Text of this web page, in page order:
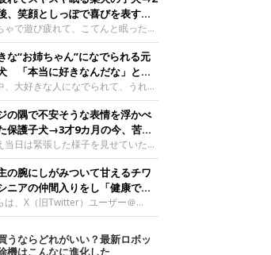
年の8月で7才になるという神楽ちゃ
が、いったいどんな子犬時代を過ご
でしょうか。今回は、神楽ちゃんの
飼い主さんと振り返ります！神楽ち
成長について聞いた！お迎えから数
神楽ちゃん（撮影時生後2カ月）＠
お迎え当初の神楽
の様子について教えてください。飼
ん： 「お迎え当日から“ヘソ天”で寝
なコでし
、笑顔としっぽで喜びを表すコ
！
ゃで遊び疲れて、こてんと眠った子
れから2カ月、表情や行動にさまざ
化が見られるようになりました。遊
て眠る生後2カ月のなっちゃん遊び
様子のなっちゃん。@Pkndg_紹介
は、X（旧Twitter）ユーザー
さんの愛犬・なっちゃん（取材
後4カ月／柴犬）。こちらの写真
っちゃんが生後2カ月のころに撮影
一枚です。この日、なっちゃんは家
緒におもちゃで遊んでいました。た
遊んで疲れたのか、その後は眠り始
うです。眠るなっちゃん。
な“お姉ちゃん”になでられる元
「本当に好きなんだな」と感
情にほっこり
、大好きな人になでられて、うれし
表情を見せる元保護犬。甘えるよう
、見ているこちらまでほっこりしま
好きな“お姉ちゃん”に甘える小次郎
さんになでてもらい、うれしそうな
見せる小次郎くん（2026年6月撮
@mika_Jimmy紹介するのは、X（旧
）ユーザー@mika_Jimmyさんの愛
次郎くん（撮影時5才）。こちら
い主さんの妹さんと一緒に散歩をし
い主さんは実家から自宅へ帰る途
の隅で不安そうな表情を浮かべ
保護子犬→3才9カ月の今、苦手
し頼もしいコに成長！
当日は緊張した様子を見せていた元
保護子犬。あれから約3年半、苦手
ことを一つひとつ克服し、家族に寄
姿を見せています。お迎え当日、ケ
隅で不安そうにお迎え当日のシルビ
ん。@nemonemotos今回紹介する
さんの愛犬・シルビアち
の腕にしがみついて甘えるチワ
アの仲間入りをし「健康で穏
暮らしが続いてほしい」と願う
は、X（旧Twitter）ユーザー＠
さんが投稿した写真。写
るのは、愛犬でチワワのつぶしゃん
：こつぶちゃん）です。飼い主さん
うならどれがいい？最新ロボッ